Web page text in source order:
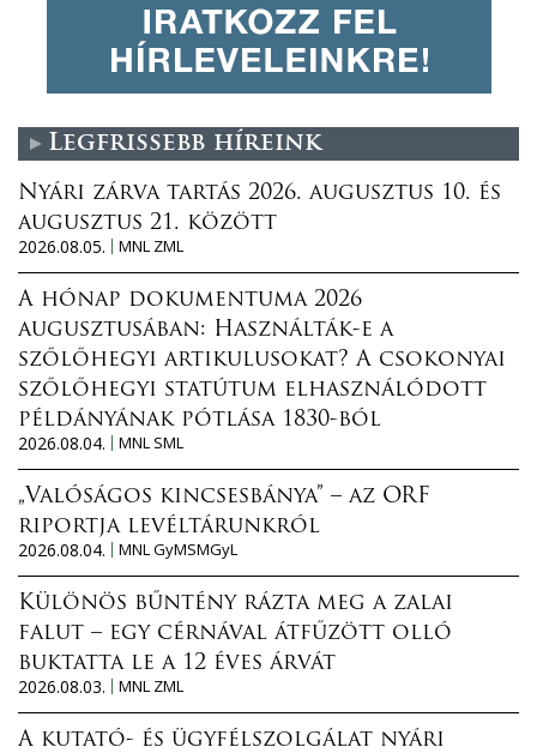
Legfrissebb híreink
Nyári zárva tartás 2026. augusztus 10. és
augusztus 21. között
2026.08.05.
MNL ZML
A hónap dokumentuma 2026
augusztusában: Használták-e a
szőlőhegyi artikulusokat? A csokonyai
szőlőhegyi statútum elhasználódott
példányának pótlása 1830-ból
2026.08.04.
MNL SML
„Valóságos kincsesbánya” – az ORF
riportja levéltárunkról
2026.08.04.
MNL GyMSMGyL
Különös bűntény rázta meg a zalai
falut – egy cérnával átfűzött olló
buktatta le a 12 éves árvát
2026.08.03.
MNL ZML
A kutató- és ügyfélszolgálat nyári